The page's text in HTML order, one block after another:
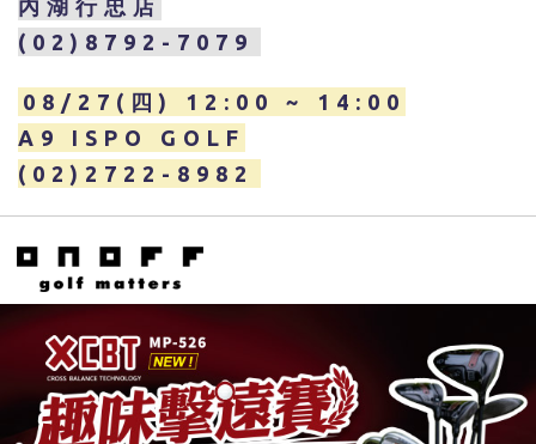
內湖行忠店
(02)8792-7079
08/27(四) 12:00 ~ 14:00
A9 ISPO GOLF
(02)2722-8982